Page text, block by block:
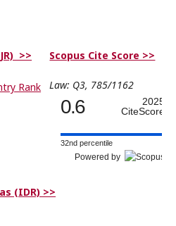
>> Scopus Cite Score >>
Law: Q3, 785/1162
0.6
2025
CiteScore
32nd percentile
Powered by
(IDR) >>